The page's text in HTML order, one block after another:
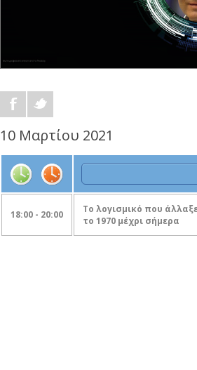
10 Μαρτίου 2021
18:00 - 20:00
Το λογισμικό που
το 1970 μέχρι σήμερα